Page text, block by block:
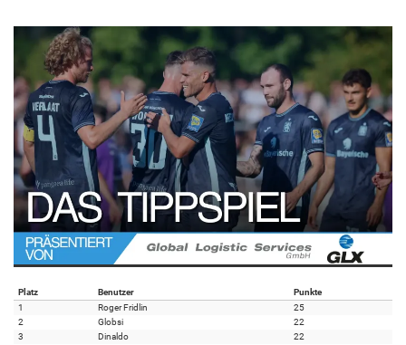
Platz Benutzer
Punkte
1
Roger Fridlin
25
2
Globsi
22
3
Dinaldo
22